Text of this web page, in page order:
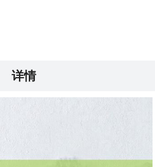
详情